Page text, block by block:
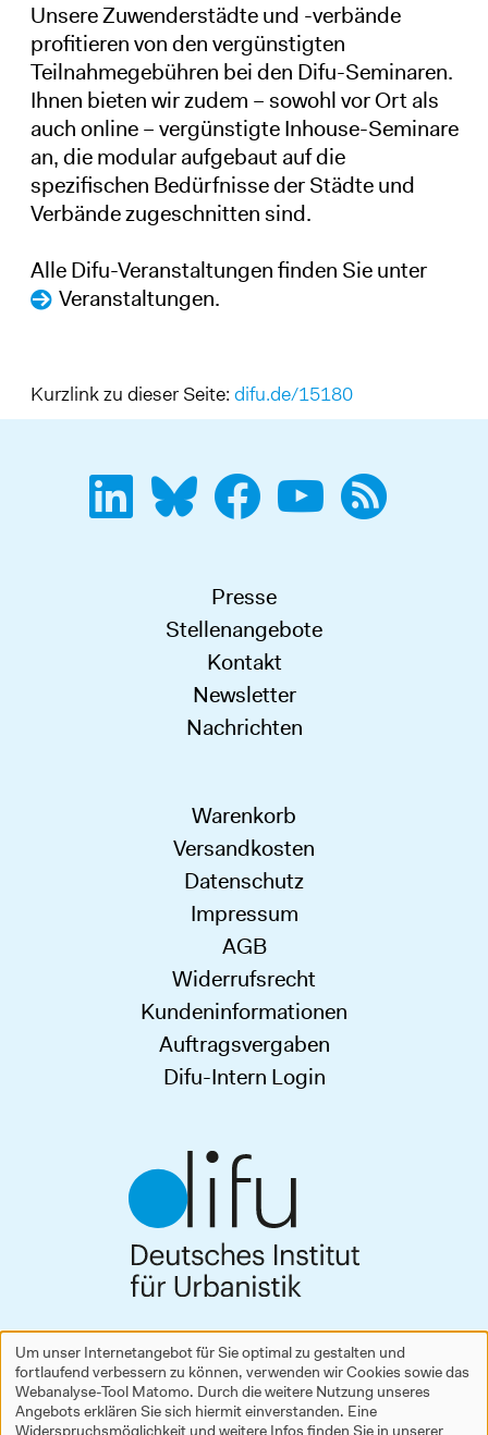
Unsere Zuwenderstädte und -verbände
profitieren von den vergünstigten
Teilnahmegebühren bei den Difu-Seminaren.
Ihnen bieten wir zudem – sowohl vor Ort als
auch online – vergünstigte Inhouse-Seminare
an, die modular aufgebaut auf die
spezifischen Bedürfnisse der Städte und
Verbände zugeschnitten sind.
Alle Difu-Veranstaltungen finden Sie unter
Veranstaltungen.
Kurzlink zu dieser Seite: difu.de/15180
Presse
Stellenangebote
Kontakt
Newsletter
Nachrichten
Warenkorb
Versandkosten
Datenschutz
Impressum
AGB
Widerrufsrecht
Kundeninformationen
Auftragsvergaben
Difu-Intern Login
Deutsches Institut für Urbanistik gGmbH
Zimmerstraße 13–15
10969 Berlin
Tel. +49 30 39001-0
difu@difu.de
Verwendung
Um unser Internetangebot für Sie optimal zu gestalten und
fortlaufend verbessern zu können, verwenden wir Cookies sowie das
Webanalyse-Tool Matomo. Durch die weitere Nutzung unseres
Angebots erklären Sie sich hiermit einverstanden. Eine
Widerspruchsmöglichkeit und weitere Infos finden Sie in unserer